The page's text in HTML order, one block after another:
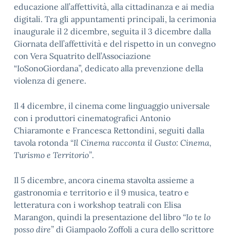
educazione all’affettività, alla cittadinanza e ai media
digitali. Tra gli appuntamenti principali, la cerimonia
inaugurale il 2 dicembre, seguita il 3 dicembre dalla
Giornata dell’affettività e del rispetto in un convegno
con Vera Squatrito dell’Associazione
“IoSonoGiordana”, dedicato alla prevenzione della
violenza di genere.
Il 4 dicembre, il cinema come linguaggio universale
con i produttori cinematografici Antonio
Chiaramonte e Francesca Rettondini, seguiti dalla
tavola rotonda “Il Cinema racconta il Gusto: Cinema,
Turismo e Territorio”.
Il 5 dicembre, ancora cinema stavolta assieme a
gastronomia e territorio e il 9 musica, teatro e
letteratura con i workshop teatrali con Elisa
Marangon, quindi la presentazione del libro “Io te lo
posso dire” di Giampaolo Zoffoli a cura dello scrittore